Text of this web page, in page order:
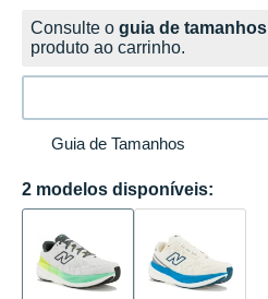
Consulte o guia de tamanhos
produto ao carrinho.
Guia de Tamanhos
2 modelos disponíveis: